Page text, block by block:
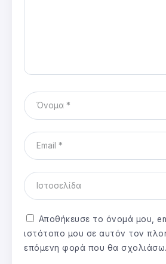
Αποθήκευσε το όνομά μου,
ιστότοπο μου σε αυτόν τον
επόμενη φορά που θα σχολιάσω.